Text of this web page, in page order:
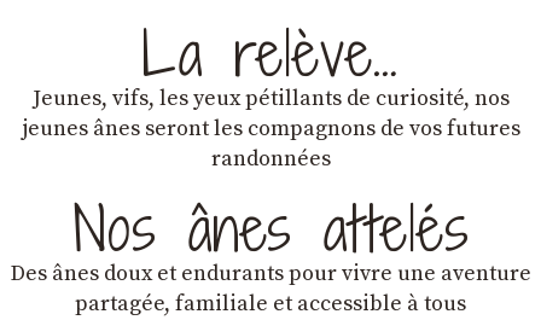
La relève…
Jeunes, vifs, les yeux pétillants de curiosité, nos
jeunes ânes seront les compagnons de vos futures
randonnées
Nos ânes attelés
Des ânes doux et endurantspour vivre une aventure
partagée, familiale et accessible à tous